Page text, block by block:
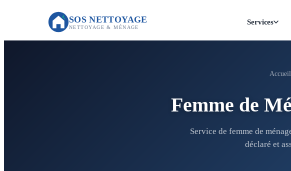
SOS NETTOYAGE
NETTOYAGE & MÉNAGE
Services
Accueil
Femme de
Service de femme de
déclaré et